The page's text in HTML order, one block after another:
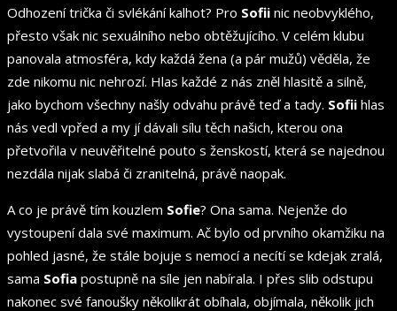
Odhození trička či svlékání kalhot? Pro Sofii nic neobvyklého,
přesto však nic sexuálního nebo obtěžujícího. V celém klubu
panovala atmosféra, kdy každá žena (a pár mužů) věděla, že
zde nikomu nic nehrozí. Hlas každé z nás zněl hlasitě a silně,
jako bychom všechny našly odvahu právě teď a tady. Sofii hlas
nás vedl vpřed a my jí dávali sílu těch našich, kterou ona
přetvořila v neuvěřitelné pouto s ženskostí, která se najednou
nezdála nijak slabá či zranitelná, právě naopak.
A co je právě tím kouzlem Sofie? Ona sama. Nejenže do
vystoupení dala své maximum. Ač bylo od prvního okamžiku na
pohled jasné, že stále bojuje s nemocí a necítí se kdejak zralá,
sama Sofia postupně na síle jen nabírala. I přes slib odstupu
nakonec své fanoušky několikrát obíhala, objímala, několik jich